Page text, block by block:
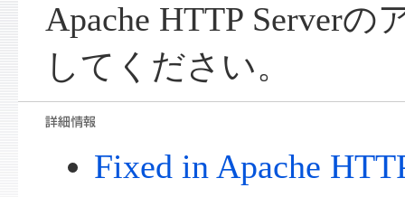
Apache HTTP Server
してください。
Fixed in Apache